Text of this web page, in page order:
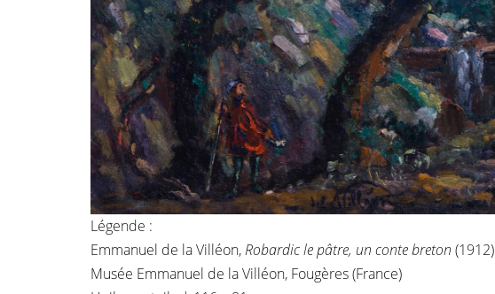
Légende :
Emmanuel de la Villéon,Robardic le pâtre, un conte breton (1912)
Musée Emmanuel de la Villéon, Fougères (France)